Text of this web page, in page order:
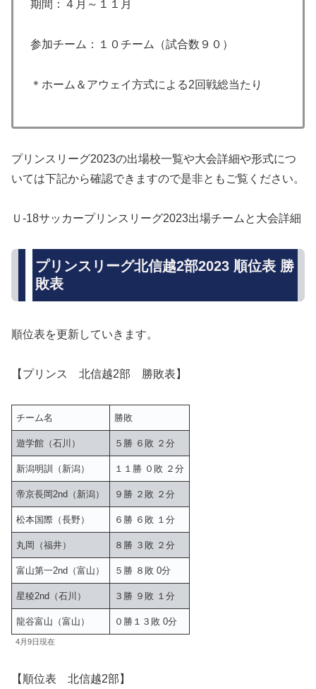
期間：４月～１１月
参加チーム：１０チーム（試合数９０）
＊ホーム＆アウェイ方式による2回戦総当たり
プリンスリーグ2023の出場校一覧や大会詳細や形式につ
いては下記から確認できますので是非ともご覧ください。
Ｕ-18サッカープリンスリーグ2023出場チームと大会詳細
プリンスリーグ北信越2部2023 順位表 勝
敗表
順位表を更新していきます。
【プリンス 北信越2部 勝敗表】
チーム名 勝敗
遊学館（石川） ５勝 ６敗 ２分
新潟明訓（新潟） １１勝 ０敗 ２分
帝京長岡2nd（新潟） ９勝 ２敗 ２分
松本国際（長野） ６勝 ６敗 １分
丸岡（福井） ８勝 ３敗 ２分
富山第一2nd（富山） ５勝 ８敗 0分
星稜2nd（石川） ３勝 ９敗 １分
龍谷富山（富山） ０勝１３敗 0分
4月9日現在
【順位表 北信越2部】